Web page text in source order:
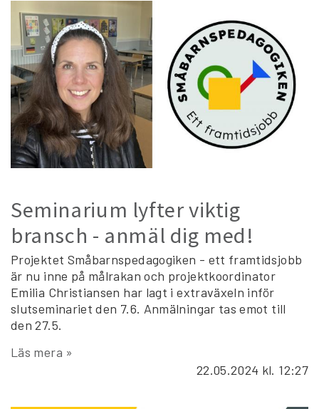
Seminarium lyfter viktig
bransch - anmäl dig med!
Projektet Småbarnspedagogiken - ett framtidsjobb
är nu inne på målrakan och projektkoordinator
Emilia Christiansen har lagt i extraväxeln inför
slutseminariet den 7.6. Anmälningar tas emot till
den 27.5.
Läs mera »
22.05.2024 kl. 12:27